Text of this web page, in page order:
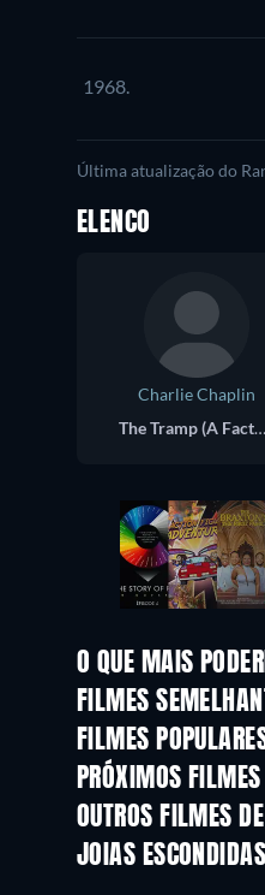
1968.
Última atualização do
ELENCO
Charlie Chaplin
The Tramp (A Factory Worker)
O QUE MAIS
FILMES
FILMES
PRÓXIMOS
OUTROS FILMES
JOIAS